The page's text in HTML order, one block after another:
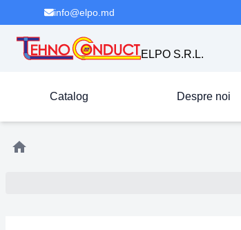
info@elpo.md
ELPO S.R.L.
Catalog Despre noi